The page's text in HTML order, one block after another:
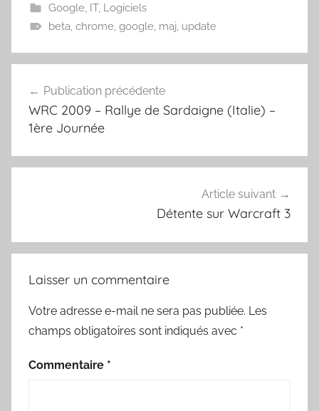
Google, IT, Logiciels
beta chrome, google, maj, update
de
l’article
Publication précédente
WRC 2009 – Rallye de Sardaigne (Italie) –
1ère Journée
Article suivant
Détente sur Warcraft 3
Laisser un commentaire
Votre adresse e-mail ne sera pas publiée. Les
champs obligatoires sont indiqués avec *
Commentaire *